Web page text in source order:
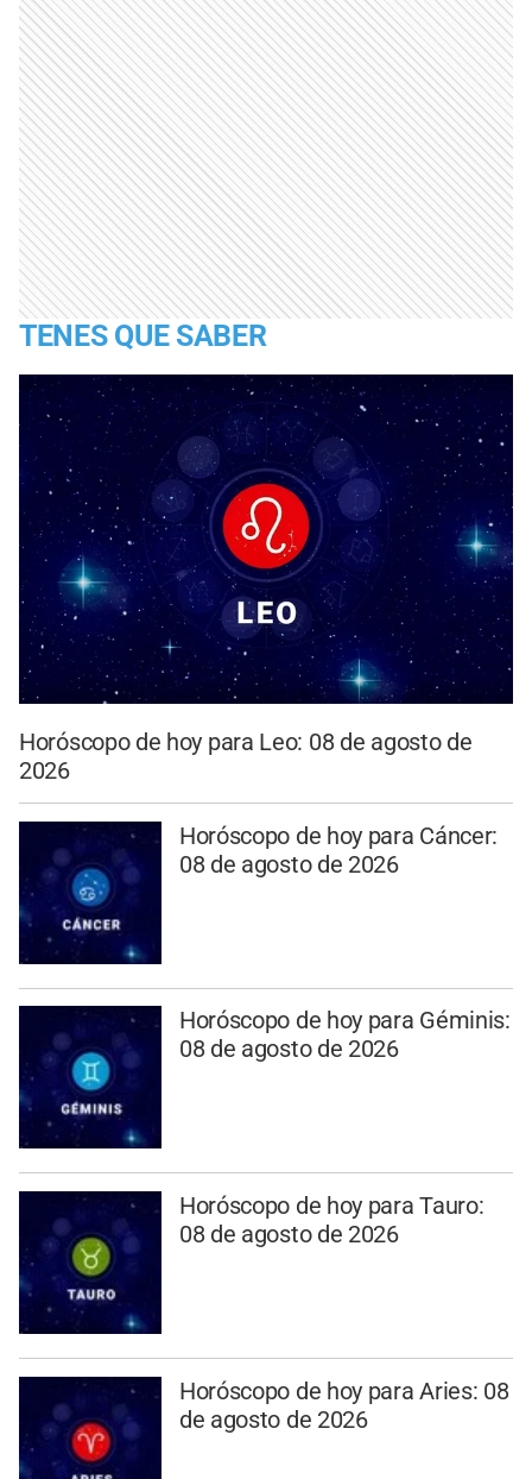
TENES QUE SABER
Horóscopo de hoy para Leo: 08 de agosto de
2026
Horóscopo de hoy para Cáncer:
08 de agosto de 2026
Horóscopo de hoy para Géminis:
08 de agosto de 2026
Horóscopo de hoy para Tauro:
08 de agosto de 2026
Horóscopo de hoy para Aries: 08
de agosto de 2026